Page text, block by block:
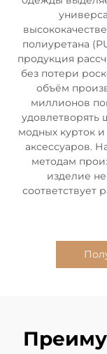
полиуретана
продукция
без потери
объём
миллионов
удовлетворять
модных курток
аксессуаров.
методам
изделие
соответствует